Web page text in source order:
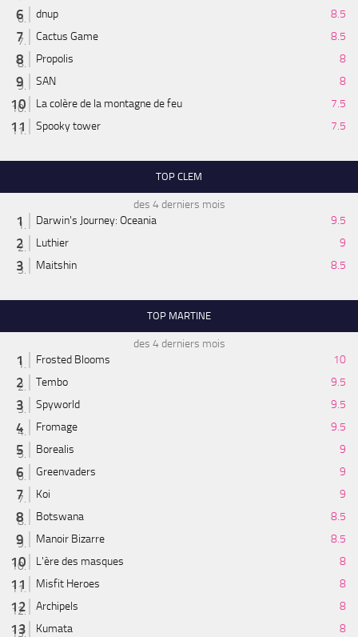
dnup
8.5
Cactus Game
8.5
Propolis
8
SAN
8
La colère de la montagne de feu
7.5
Spooky tower
7.5
TOP CLEM
des 4 derniers mois
Darwin's Journey: Oceania
9.5
Luthier
9
Maitshin
8.5
TOP MARTINE
des 4 derniers mois
Frosted Blooms
10
Tembo
9.5
Spyworld
9.5
Fromage
9.5
Borealis
9
Greenvaders
9
Koi
9
Botswana
8.5
Manoir Bizarre
8.5
L'ère des masques
8
Misfit Heroes
8
Archipels
8
Kumata
8